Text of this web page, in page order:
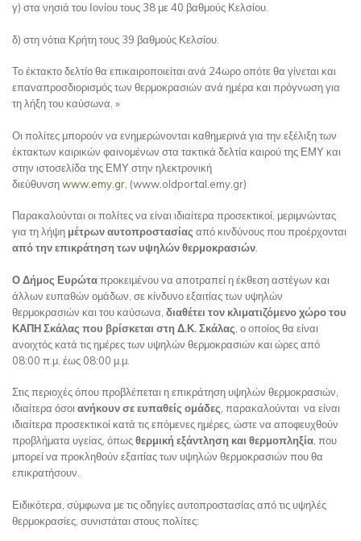
γ) στα νησιά του Ιονίου τους 38 με 40 βαθμούς Κελσίου.
δ) στη νότια Κρήτη τους 39 βαθμούς Κελσίου.
Το έκτακτο δελτίο θα επικαιροποιείται ανά 24ωρο οπότε θα γίνεται και
επαναπροσδιορισμός των θερμοκρασιών ανά ημέρα και πρόγνωση για
τη λήξη του καύσωνα. »
Οι πολίτες μπορούν να ενημερώνονται καθημερινά για την εξέλιξη των
έκτακτων καιρικών φαινομένων στα τακτικά δελτία καιρού της ΕΜΥ και
στην ιστοσελίδα της ΕΜΥ στην ηλεκτρονική
διεύθυνσηwww.emy.gr , (www.oldportal.emy.gr)
Παρακαλούνται οι πολίτες να είναι ιδιαίτερα προσεκτικοί, μεριμνώντας
για τη λήψη μέτρων αυτοπροστασίας από κινδύνους που προέρχονται
από την επικράτηση των υψηλών θερμοκρασιών.
Ο Δήμος Ευρώταπροκειμένου να αποτραπεί η έκθεση αστέγων και
άλλων ευπαθών ομάδων, σε κίνδυνο εξαιτίας των υψηλών
θερμοκρασιών και του καύσωνα, διαθέτει τον κλιματιζόμενο χώροτου
ΚΑΠΗΣκάλας που βρίσκεται στη Δ.Κ. Σκάλας , ο οποίος θα είναι
ανοιχτός κατά τις ημέρες των υψηλών θερμοκρασιών και ώρες από
08:00 π.μ. έως 08:00 μ.μ.
Στις περιοχές όπου προβλέπεται η επικράτηση υψηλών θερμοκρασιών,
ιδιαίτερα όσοιανήκουν σε ευπαθείς ομάδες, παρακαλούνται να είναι
ιδιαίτερα προσεκτικοί κατά τις επόμενες ημέρες, ώστε να αποφευχθούν
προβλήματα υγείας, όπωςθερμική εξάντληση και θερμοπληξία, που
μπορεί να προκληθούν εξαιτίας των υψηλών θερμοκρασιών που θα
επικρατήσουν.
Ειδικότερα, σύμφωνα με τις οδηγίες αυτοπροστασίας από τις υψηλές
θερμοκρασίες, συνιστάται στους πολίτες: